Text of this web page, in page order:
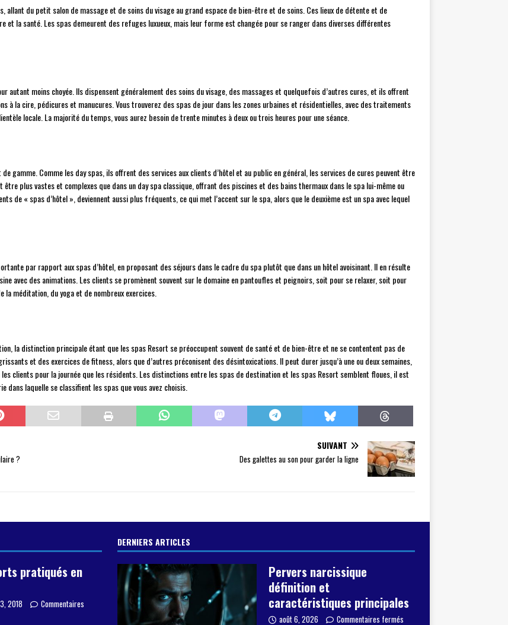
allant du petit salon de massage et de soins du visage au grand espace de bien-être et de soins. Ces lieux de détente et de
et la santé. Les spas demeurent des refuges luxueux, mais leur forme est changée pour se ranger dans diverses différentes
autant moins choyée. Ils dispensent généralement des soins du visage, des massages et quelquefois d’autres cures, et ils offrent
à la cire, pédicures et manucures. Vous trouverez des spas de jour dans les zones urbaines et résidentielles, avec des traitements
locale. La majorité du temps, vous aurez besoin de trente minutes à deux ou trois heures pour une séance.
gamme. Comme les day spas, ils offrent des services aux clients d’hôtel et au public en général, les services de cures peuvent être
être plus vastes et complexes que dans un day spa classique, offrant des piscines et des bains thermaux dans le spa lui-même ou
de « spas d’hôtel », deviennent aussi plus fréquents, ce qui met l’accent sur le spa, alors que le deuxième est un spa avec lequel
par rapport aux spas d’hôtel, en proposant des séjours dans le cadre du spa plutôt que dans un hôtel avoisinant. Il en résulte
avec des animations. Les clients se promènent souvent sur le domaine en pantoufles et peignoirs, soit pour se relaxer, soit pour
la méditation, du yoga et de nombreux exercices.
la distinction principale étant que les spas Resort se préoccupent souvent de santé et de bien-être et ne se contentent pas de
et des exercices de fitness, alors que d’autres préconisent des désintoxications. Il peut durer jusqu’à une ou deux semaines,
clients pour la journée que les résidents. Les distinctions entre les spas de destination et les spas Resort semblent floues, il est
laquelle se classifient les spas que vous avez choisis.
?
SUIVANT
Des galettes au son pour garder la ligne
pratiqués en
2018
Commentaires
DERNIERS ARTICLES
Pervers narcissique
définition et
caractéristiques principales
août 6, 2026 Commentaires fermés